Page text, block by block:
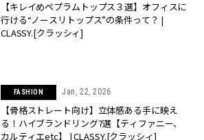
【キレイめペプラムトップス３選】オフィスに
行ける“ノースリトップス”の条件って？ |
CLASSY.[クラッシィ]
FASHION Jan, 22, 2026
【骨格ストレート向け】立体感ある手に映え
る！ハイブランドリング7選【ティファニー、
カルティエetc】 | CLASSY.[クラッシィ]